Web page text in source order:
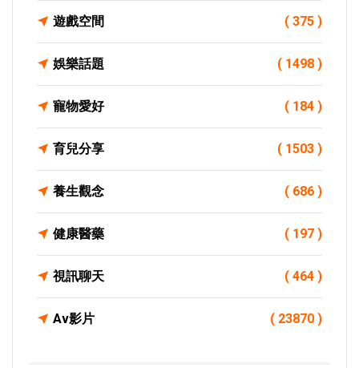
遊戲空間 ( 375 )
娛樂話題 ( 1498 )
寵物愛好 ( 184 )
育兒分享 ( 1503 )
養生觀念 ( 686 )
健康醫藥 ( 197 )
視訊聊天 ( 464 )
Av影片 ( 23870 )